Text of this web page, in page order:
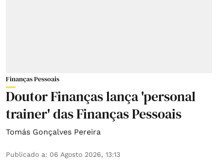
Finanças Pessoais
Doutor Finanças lança 'personal
trainer' das Finanças Pessoais
Tomás Gonçalves Pereira
Publicado a: 06 Agosto 2026, 13:13